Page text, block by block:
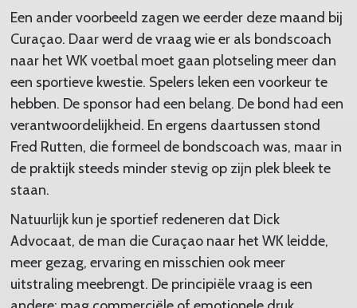
Een ander voorbeeld zagen we eerder deze maand bij
Curaçao. Daar werd de vraag wie er als bondscoach
naar het WK voetbal moet gaan plotseling meer dan
een sportieve kwestie. Spelers leken een voorkeur te
hebben. De sponsor had een belang. De bond had een
verantwoordelijkheid. En ergens daartussen stond
Fred Rutten, die formeel de bondscoach was, maar in
de praktijk steeds minder stevig op zijn plek bleek te
staan.
Natuurlijk kun je sportief redeneren dat Dick
Advocaat, de man die Curaçao naar het WK leidde,
meer gezag, ervaring en misschien ook meer
uitstraling meebrengt. De principiële vraag is een